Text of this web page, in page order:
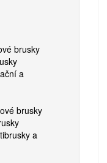
brusky
a
brusky
a